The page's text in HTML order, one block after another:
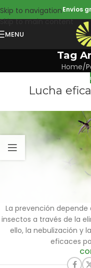
Skip to navigation
Skip to main content
Envíos
MENU
Tag
Home
Lucha
La prevención
insectos a través de la
ello, la nebulización y
eficaces